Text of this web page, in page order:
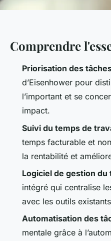
Comprendre
Priorisation des
d’Eisenhower pour
l’important et se
impact.
Suivi du temps de
temps facturable et
la rentabilité et
Logiciel de gestion du
intégré qui centralise
avec les outils
Automatisation des
mentale grâce à